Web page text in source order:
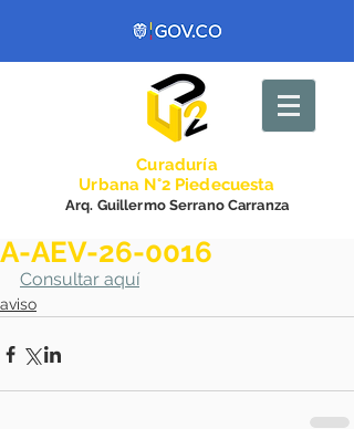
Curaduría
Urbana N°2 Piedecuesta
Arq. Guillermo Serrano Carranza
A-AEV-26-0016
Consultar aquí
aviso